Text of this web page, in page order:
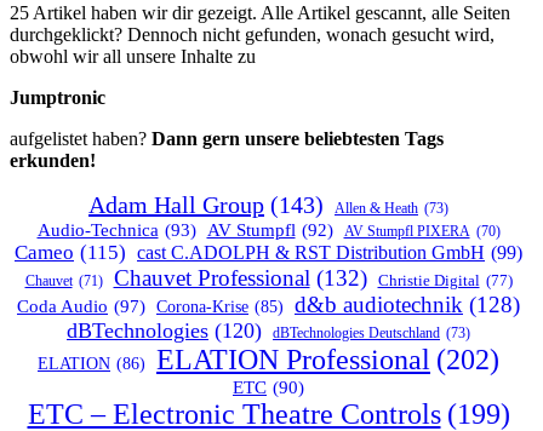
25 Artikel haben wir dir gezeigt. Alle Artikel gescannt, alle Seiten
durchgeklickt? Dennoch nicht gefunden, wonach gesucht wird,
obwohl wir all unsere Inhalte zu
Jumptronic
aufgelistet haben? Dann gern unsere beliebtesten Tags
erkunden!
Adam Hall Group (143) Allen & Heath (73)
Audio-Technica (93) AV Stumpfl (92) AV Stumpfl PIXERA (70)
Cameo (115) cast C.ADOLPH & RST Distribution GmbH (99)
Chauvet (71) Chauvet Professional (132) Christie Digital (77)
Coda Audio (97) Corona-Krise (85) d&b audiotechnik (128)
dBTechnologies (120) dBTechnologies Deutschland (73)
ELATION (86) ELATION Professional (202)
ETC (90)
ETC – Electronic Theatre Controls (199)